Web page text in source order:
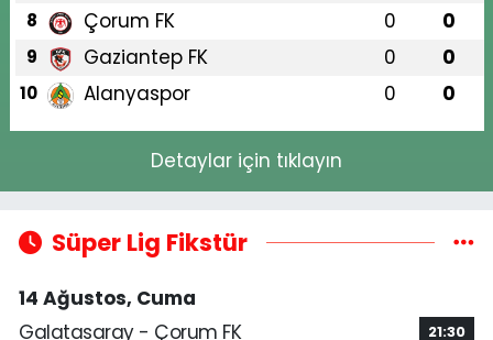
8 Çorum FK 0 0
9 Gaziantep FK 0 0
10 Alanyaspor 0 0
Detaylar için tıklayın
Süper Lig Fikstür
14 Ağustos, Cuma
Galatasaray - Çorum FK
21:30